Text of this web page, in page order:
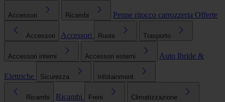
Accessori Ricambi Penne ritocco carrozzeria Offerte
Accessori Accessori Ruote Trasporto
Accessori interni Accessori esterni Auto Ibride &
Elettriche Sicurezza Infotainment
Ricambi Ricambi Freni Climatizzazione